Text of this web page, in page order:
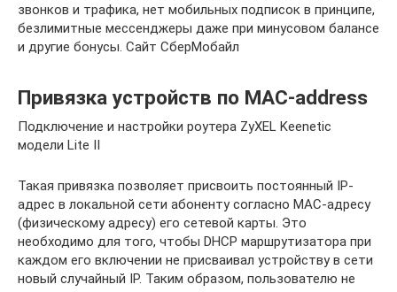
звонков и трафика, нет мобильных подписок в принципе,
безлимитные мессенджеры даже при минусовом балансе
и другие бонусы. Сайт СберМобайл
Привязка устройств по MAC-address
Подключение и настройки роутера ZyXEL Keenetic
модели Lite II
Такая привязка позволяет присвоить постоянный IP-
адрес в локальной сети абоненту согласно MAC-адресу
(физическому адресу) его сетевой карты. Это
необходимо для того, чтобы DHCP маршрутизатора при
каждом его включении не присваивал устройству в сети
новый случайный IP. Таким образом, пользователю не